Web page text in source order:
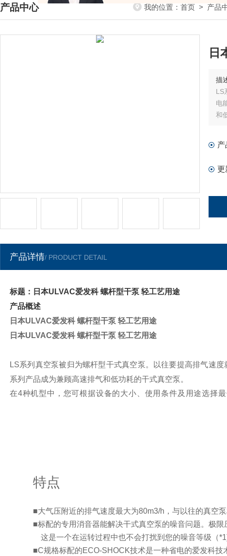
产品中心
/ PRODUCTS CENTER
我的位置： 首页 > 产品
日
描
LS
电
和
产
更
产品详情/ PRODUCT DETAIL
标题：日本ULVAC爱发科 螺杆型干泵 轻工艺用途
产品概述
日本ULVAC爱发科 螺杆型干泵 轻工艺用途
日本ULVAC爱发科 螺杆型干泵 轻工艺用途
LS系列真空泵被归为螺杆型干式真空泵。以往要提高排气速
系列产品成为兼顾高速排气和低功耗的干式真空泵。
在4种机型中，您可根据设备的大小、使用条件及用途选择最
特点
■大气压附近的排气速度最大为80m3/h，与以往的真空
■标配的专用消音器能解决干式真空泵的噪音问题。极限
这是一个在运转过程中也不会打扰到您的噪音等级（
■C规格标配的ECO-SHOCK技术是一种省电的爱发科技